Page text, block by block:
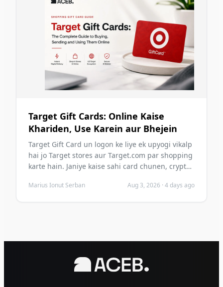
Target Gift Cards: Online Kaise
Khariden, Use Karein aur Bhejein
Target Gift Card un logon ke liye ek upyogi vikalp
hai jo Target stores aur Target.com par shopping
karte hain. Janiye kaise sahi card chunen, crypto
surakshit redemption kaise karein, aur kharidne
Marius Ionut Serban Aug 3, 2026 · 4 days ago